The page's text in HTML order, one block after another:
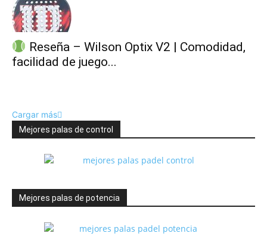
Reseña – Wilson Optix V2 | Comodidad,
facilidad de juego...
Cargar más
Mejores palas de control
Mejores palas de potencia